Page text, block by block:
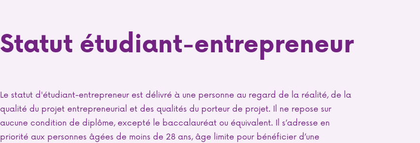
Statut étudiant-entrepreneur
Le statut d'étudiant-entrepreneur est délivré à une personne au regard de la réalité, de la
qualité du projet entrepreneurial et des qualités du porteur de projet. Il ne repose sur
aucune condition de diplôme, excepté le baccalauréat ou équivalent. Il s’adresse en
priorité aux personnes âgées de moins de 28 ans, âge limite pour bénéficier d’une